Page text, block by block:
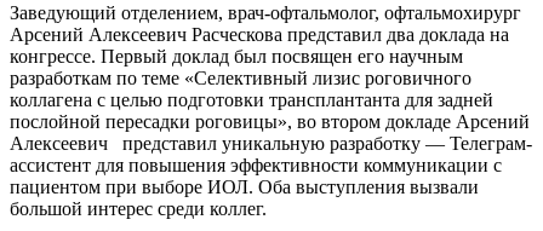
Заведующий отделением, врач-офтальмолог, офтальмохирург
Арсений Алексеевич Расческова представил два доклада на
конгрессе. Первый доклад был посвящен его научным
разработкам по теме «Селективный лизис роговичного
коллагена с целью подготовки трансплантанта для задней
послойной пересадки роговицы», во втором докладе Арсений
Алексеевич представил уникальную разработку — Телеграм-
ассистент для повышения эффективности коммуникации с
пациентом при выборе ИОЛ. Оба выступления вызвали
большой интерес среди коллег.